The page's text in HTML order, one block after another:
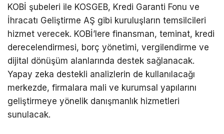
KOBİ şubeleri ile KOSGEB, Kredi Garanti Fonu ve
İhracatı Geliştirme AŞ gibi kuruluşların temsilcileri
hizmet verecek. KOBİ’lere finansman, teminat, kredi
derecelendirmesi, borç yönetimi, vergilendirme ve
dijital dönüşüm alanlarında destek sağlanacak.
Yapay zeka destekli analizlerin de kullanılacağı
merkezde, firmalara mali ve kurumsal yapılarını
geliştirmeye yönelik danışmanlık hizmetleri
sunulacak.